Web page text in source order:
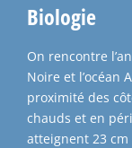
Biologie
On rencontre
Noire et l’océan
proximité des
chauds et en
atteignent 23 cm